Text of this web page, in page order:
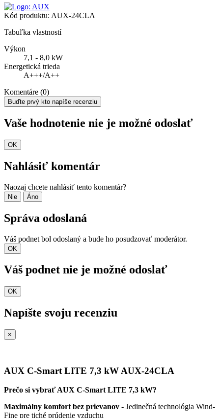
Kód produktu: AUX-24CLA
Tabuľka vlastností
Výkon
7,1 - 8,0 kW
Energetická trieda
A+++/A++
Komentáre (0)
Buďte prvý kto napíše recenziu
Vaše hodnotenie nie je možné odoslať
OK
Nahlásiť komentár
Naozaj chcete nahlásiť tento komentár?
Nie Áno
Správa odoslaná
Váš podnet bol odoslaný a bude ho posudzovať moderátor.
OK
Váš podnet nie je možné odoslať
OK
Napíšte svoju recenziu
×
AUX C-Smart LITE 7,3 kW AUX-24CLA
Prečo si vybrať AUX C-Smart LITE 7,3 kW?
Maximálny komfort bez prievanov - Jedinečná technológia Wind-
Fine pre tiché prúdenie vzduchu